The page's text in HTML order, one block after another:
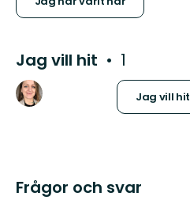
Jag vill hit 1
Jag vill hit
Frågor och svar